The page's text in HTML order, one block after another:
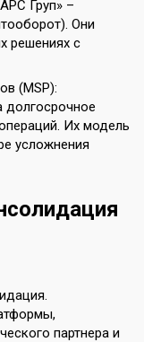
Груп» –
Они
решениях с
(MSP):
долгосрочное
Их модель
усложнения
партнера и